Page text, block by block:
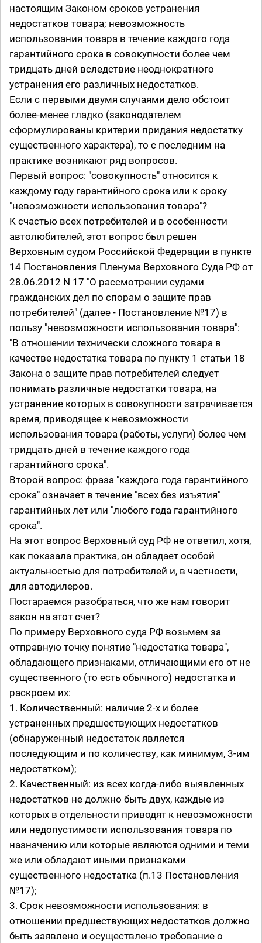
настоящим Законом сроков устранения
недостатков товара; невозможность
использования товара в течение каждого года
гарантийного срока в совокупности более чем
тридцать дней вследствие неоднократного
устранения его различных недостатков.
Если с первыми двумя случаями дело обстоит
более-менее гладко (законодателем
сформулированы критерии придания недостатку
существенного характера), то с последним на
практике возникают ряд вопросов.
Первый вопрос: "совокупность" относится к
каждому году гарантийного срока или к сроку
"невозможности использования товара"?
К счастью всех потребителей и в особенности
автолюбителей, этот вопрос был решен
Верховным судом Российской Федерации в пункте
14 Постановления Пленума Верховного Суда РФ от
28.06.2012 N 17 "О рассмотрении судами
гражданских дел по спорам о защите прав
потребителей" (далее - Постановление №17) в
пользу "невозможности использования товара":
"В отношении технически сложного товара в
качестве недостатка товара по пункту 1 статьи 18
Закона о защите прав потребителей следует
понимать различные недостатки товара, на
устранение которых в совокупности затрачивается
время, приводящее к невозможности
использования товара (работы, услуги) более чем
тридцать дней в течение каждого года
гарантийного срока".
Второй вопрос: фраза "каждого года гарантийного
срока" означает в течение "всех без изъятия"
гарантийных лет или "любого года гарантийного
срока".
На этот вопрос Верховный суд РФ не ответил, хотя,
как показала практика, он обладает особой
актуальностью для потребителей и, в частности,
для автодилеров.
Постараемся разобраться, что же нам говорит
закон на этот счет?
По примеру Верховного суда РФ возьмем за
отправную точку понятие "недостатка товара",
обладающего признаками, отличающими его от не
существенного (то есть обычного) недостатка и
раскроем их:
1. Количественный: наличие 2-х и более
устраненных предшествующих недостатков
(обнаруженный недостаток является
последующим и по количеству, как минимум, 3-им
недостатком);
2. Качественный: из всех когда-либо выявленных
недостатков не должно быть двух, каждые из
которых в отдельности приводят к невозможности
или недопустимости использования товара по
назначению или которые являются одними и теми
же или обладают иными признаками
существенного недостатка (п.13 Постановления
№17);
3. Срок невозможности использования: в
отношении предшествующих недостатков должно
быть заявлено и осуществлено требование о